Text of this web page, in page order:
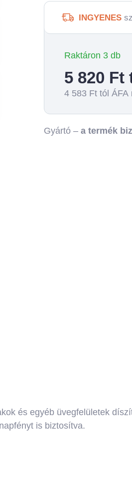
INGYENES
Raktáron 3 db
5 820 Ft
4 583 Ft tól ÁFA
Gyártó – a termék
és egyéb üvegfelületek
is biztosítva.